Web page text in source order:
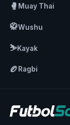
🥊 Muay Thai
🥋Wushu
⛷️Kayak
🏉 Ragbi